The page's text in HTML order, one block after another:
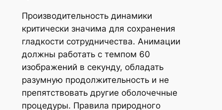
Производительность динамики
критически значима для сохранения
гладкости сотрудничества. Анимации
должны работать с темпом 60
изображений в секунду, обладать
разумную продолжительность и не
препятствовать другие оболочечные
процедуры. Правила природного